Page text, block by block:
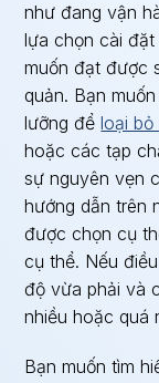
như đang vận
lựa chọn cài đặt
muốn đạt được
quản. Bạn
lưỡng đểloại
hoặc các tạp
sự nguyên vẹn
hướng dẫn trên
được chọn cụ
cụ thể. Nếu
độ vừa phải và
nhiều hoặc quá
Bạn muốn tìm